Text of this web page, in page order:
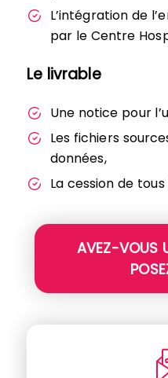
L’intégration de
par le Centre
Le livrable
Une notice pour
Les fichiers
données,
La cession de
AVEZ-VOUS